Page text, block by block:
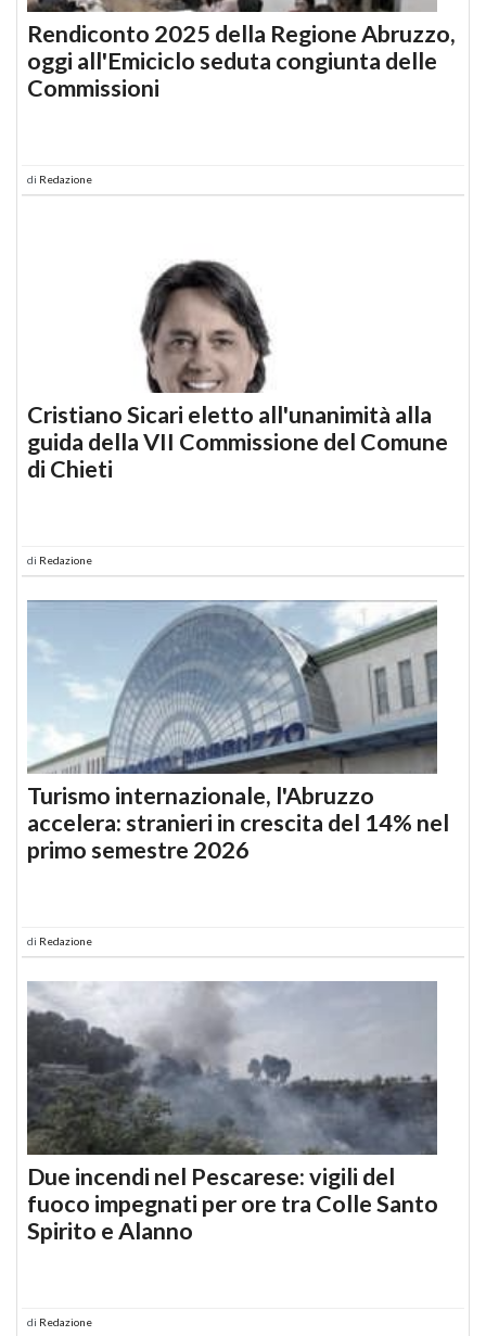
Rendiconto 2025 della Regione Abruzzo,
oggi all'Emiciclo seduta congiunta delle
Commissioni
di Redazione
Cristiano Sicari eletto all'unanimità alla
guida della VII Commissione del Comune
di Chieti
di Redazione
Turismo internazionale, l'Abruzzo
accelera: stranieri in crescita del 14% nel
primo semestre 2026
di Redazione
Due incendi nel Pescarese: vigili del
fuoco impegnati per ore tra Colle Santo
Spirito e Alanno
di Redazione